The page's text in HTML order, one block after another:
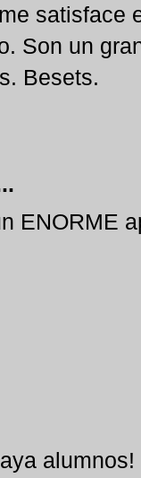
satisface
Son un
Besets.
ENORME